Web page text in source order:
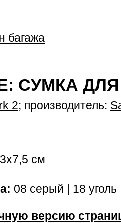
багажа
СУМКА
2; производитель:
см
08 серый | 18
версию